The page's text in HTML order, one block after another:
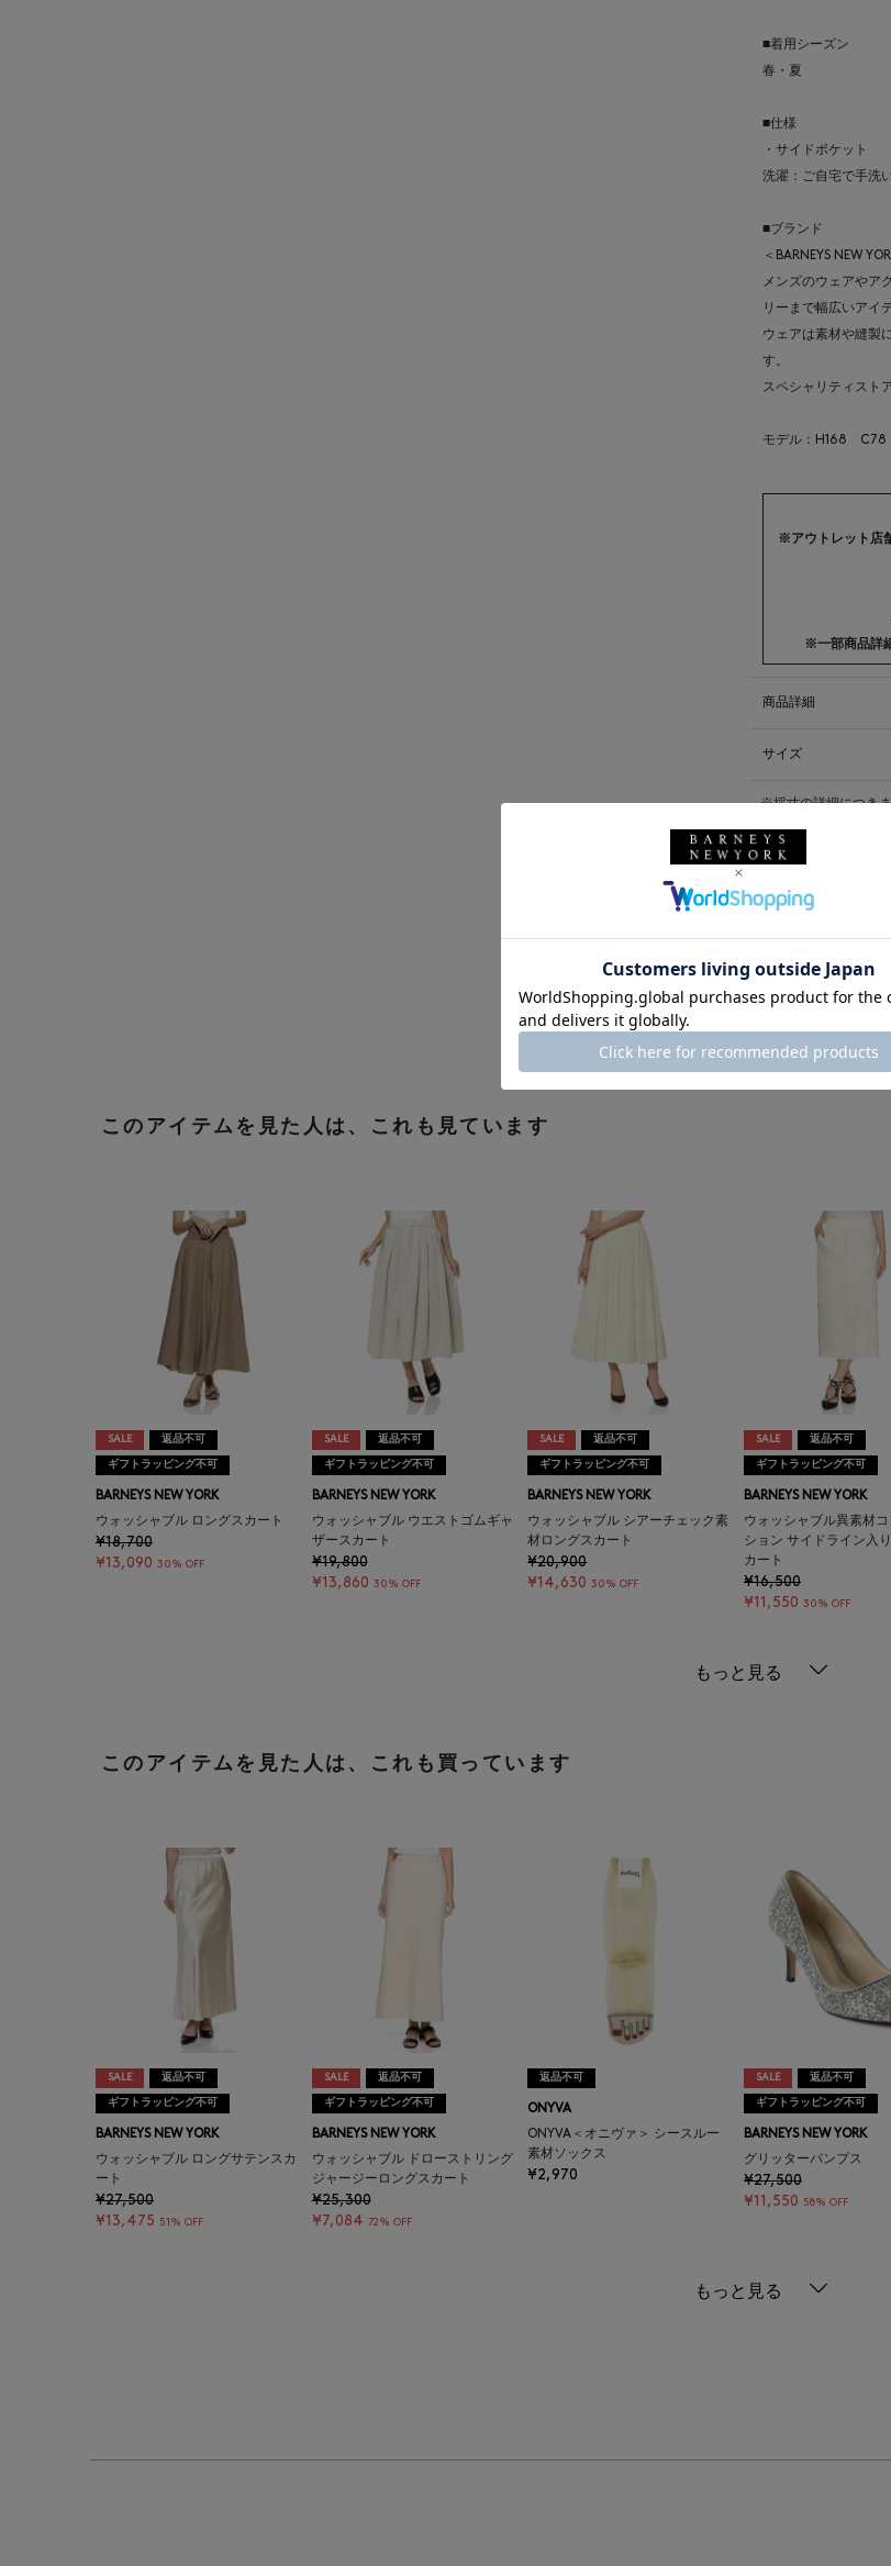
■着用シーズン
春・夏
■仕様
・サイドポケット
洗濯：ご自宅で手洗
■ブランド
＜BARNEYS NEW
メンズのウェアやア
リーまで幅広いアイ
ウェアは素材や縫製
す。
スペシャリティスト
モデル：H168
※アウトレット店
※一部商品詳
商品詳細
サイズ
※採寸の詳細につき
配送について
このアイテムを見た人は、これも見ています
SALE 返品不可
ギフトラッピング不可
BARNEYS NEW YORK
ウォッシャブル ロングスカート
¥18,700
¥13,090 30% OFF
SALE 返品不可
ギフトラッピング不可
BARNEYS NEW YORK
ウォッシャブル ウエストゴムギャ
ザースカート
¥19,800
¥13,860 30% OFF
SALE 返品不可
ギフトラッピング不可
BARNEYS NEW YORK
ウォッシャブル シアーチェック素
材ロングスカート
¥20,900
¥14,630 30% OFF
SALE 返品不可
ギフトラッピング不可
BARNEYS NEW YORK
ウォッシャブル異素材
ション サイドライン入
カート
¥16,500
¥11,550 30% OFF
もっと見る
このアイテムを見た人は、これも買っています
SALE 返品不可
ギフトラッピング不可
BARNEYS NEW YORK
ウォッシャブル ロングサテンスカ
ート
¥27,500
¥13,475 51% OFF
SALE 返品不可
ギフトラッピング不可
BARNEYS NEW YORK
ウォッシャブル ドローストリング
ジャージーロングスカート
¥25,300
¥7,084 72% OFF
返品不可
ONYVA
ONYVA＜オニヴァ＞ シースルー
素材ソックス
¥2,970
SALE 返品不可
ギフトラッピング不可
BARNEYS NEW YORK
グリッターパンプス
¥27,500
¥11,550 58% OFF
もっと見る